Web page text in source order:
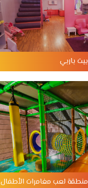
بيت باربي
منطقة لعب مغامرات الأطفال